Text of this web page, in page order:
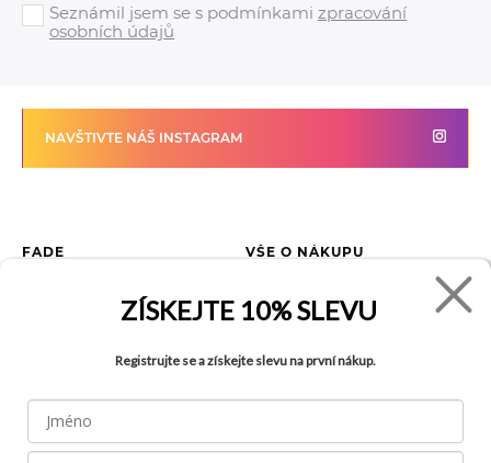
Seznámil jsem se s podmínkami zpracování
osobních údajů
NAVŠTIVTE NÁŠ INSTAGRAM
FADE
Blog
VŠE O NÁKUPU
Jak reklamovat zboží
Tabulka velikostí
Recyklace
ZÍSKEJTE 10% SLEVU
Registrujte se a získejte slevu na první nákup.